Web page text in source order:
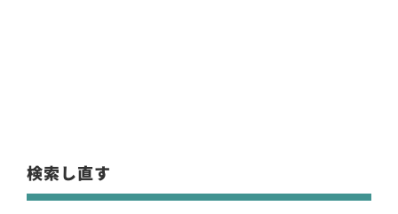
検索し直す